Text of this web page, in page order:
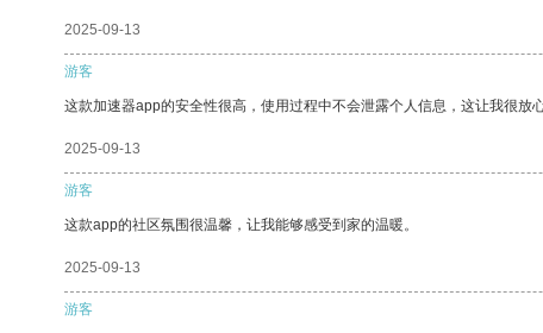
2025-09-13
游客
这款加速器app的安全性很高，使用过程中不会泄露个人信息，这让我很放
2025-09-13
游客
这款app的社区氛围很温馨，让我能够感受到家的温暖。
2025-09-13
游客